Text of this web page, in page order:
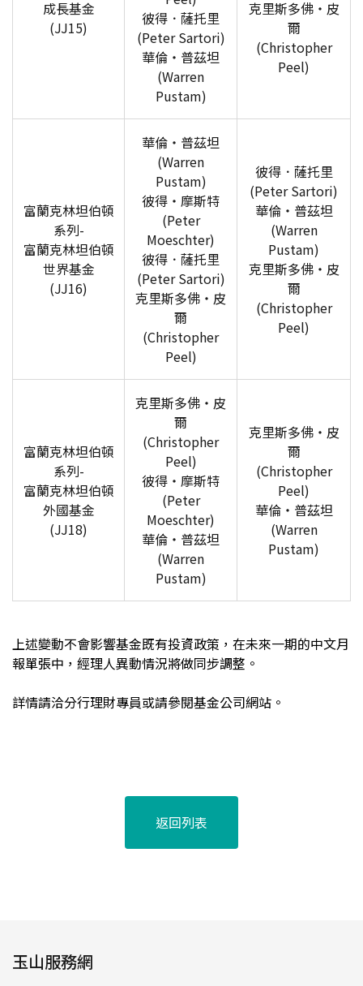
成長基金
(JJ15)
彼得．薩托里
(Peter Sartori)
華倫‧普茲坦
(Warren
Pustam)
克里斯多佛‧皮
爾
(Christopher
Peel)
富蘭克林坦伯頓
系列-
富蘭克林坦伯頓
世界基金
(JJ16)
華倫‧普茲坦
(Warren
Pustam)
彼得‧摩斯特
(Peter
Moeschter)
彼得．薩托里
(Peter Sartori)
克里斯多佛‧皮
爾
(Christopher
Peel)
彼得．薩托里
(Peter Sartori)
華倫‧普茲坦
(Warren
Pustam)
克里斯多佛‧皮
爾
(Christopher
Peel)
富蘭克林坦伯頓
系列-
富蘭克林坦伯頓
外國基金
(JJ18)
克里斯多佛‧皮
爾
(Christopher
Peel)
彼得‧摩斯特
(Peter
Moeschter)
華倫‧普茲坦
(Warren
Pustam)
克里斯多佛‧皮
爾
(Christopher
Peel)
華倫‧普茲坦
(Warren
Pustam)
上述變動不會影響基金既有投資政策，在未來一期的中文月
報單張中，經理人異動情況將做同步調整。
詳情請洽分行理財專員或請參閱基金公司網站。
返回列表
玉山服務網